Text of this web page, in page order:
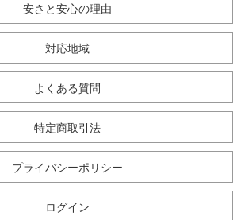
安さと安心の理由
対応地域
よくある質問
特定商取引法
プライバシーポリシー
ログイン